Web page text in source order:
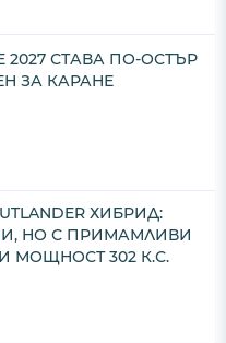
2027 СТАВА ПО-ОСТЪР
ЗА КАРАНЕ
ХИБРИД:
НО С ПРИМАМЛИВИ
МОЩНОСТ 302 К.С.